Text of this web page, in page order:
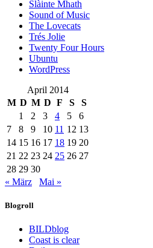
Slàinte Mhath
Sound of Music
The Lovecats
Trés Jolie
Twenty Four Hours
Ubuntu
WordPress
April 2014
M D M D F S
S
1
2 3 4 5
6
7
8 9 10 11 12 13
14 15 16 17 18 19 20
21 22 23 24 25 26 27
28 29 30
« März
Mai »
Blogroll
BILDblog
Coast is clear